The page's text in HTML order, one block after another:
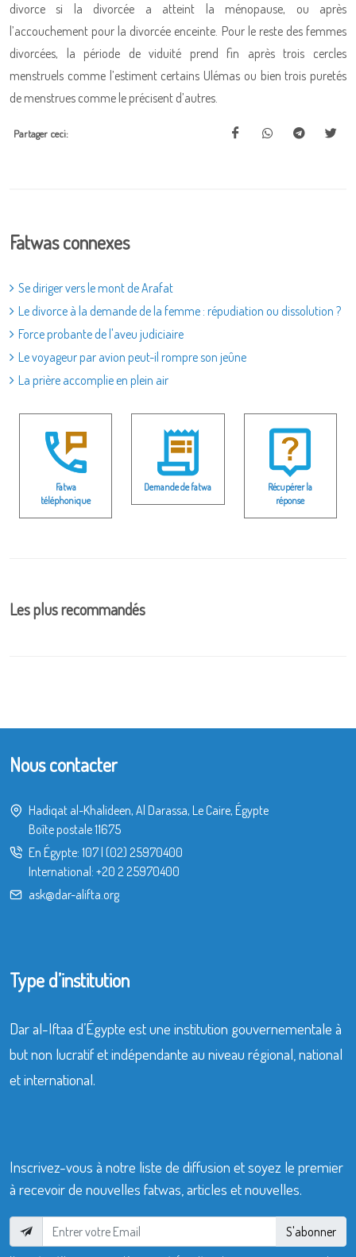
divorce si la divorcée a atteint la ménopause, ou après
l’accouchement pour la divorcée enceinte. Pour le reste des femmes
divorcées, la période de viduité prend fin après trois cercles
menstruels comme l’estiment certains Ulémas ou bien trois puretés
de menstrues comme le précisent d’autres.
Partager ceci:
Fatwas connexes
Se diriger vers le mont de Arafat
Le divorce à la demande de la femme : répudiation ou dissolution ?
Force probante de l'aveu judiciaire
Le voyageur par avion peut-il rompre son jeûne
La prière accomplie en plein air
Fatwa
téléphonique
Demande de fatwa
Récupérer la
réponse
Les plus recommandés
Nous contacter
Hadiqat al-Khalideen, Al Darassa, Le Caire, Égypte
Boîte postale 11675
En Égypte: 107| (02) 25970400
International: +20 2 25970400
ask@dar-alifta.org
Type d’institution
Dar al-Iftaa d’Égypte est une institution gouvernementale à
but non lucratif et indépendante au niveau régional, national
et international.
Inscrivez-vous à notre liste de diffusion et soyez le premier
à recevoir de nouvelles fatwas, articles et nouvelles.
S'abonner